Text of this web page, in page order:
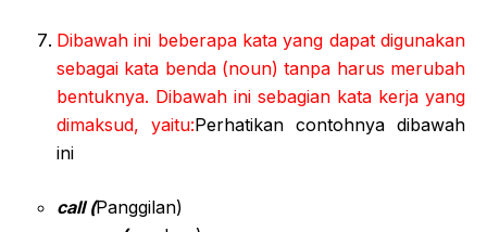
Dibawah ini beberapa kata yang dapat digunakan
sebagai kata benda (noun) tanpa harus merubah
bentuknya. Dibawah ini sebagian kata kerja yang
dimaksud, yaitu:Perhatikan contohnya dibawah
ini
call (Panggilan)